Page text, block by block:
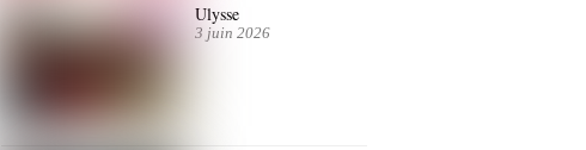
Ulysse
3 juin 2026